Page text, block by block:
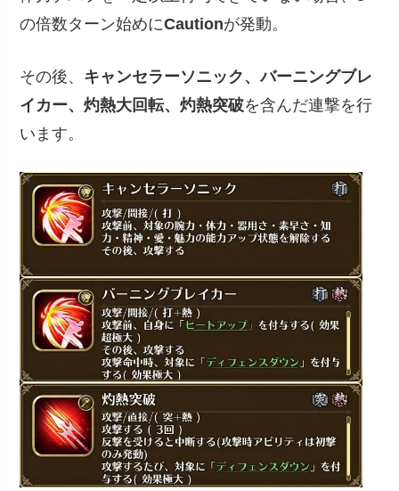
の倍数ターン始めにCautionが発動。
その後、 キャンセラーソニック、バーニングブレ
イカー、灼熱大回転、灼熱突破を含んだ連撃を行
います。